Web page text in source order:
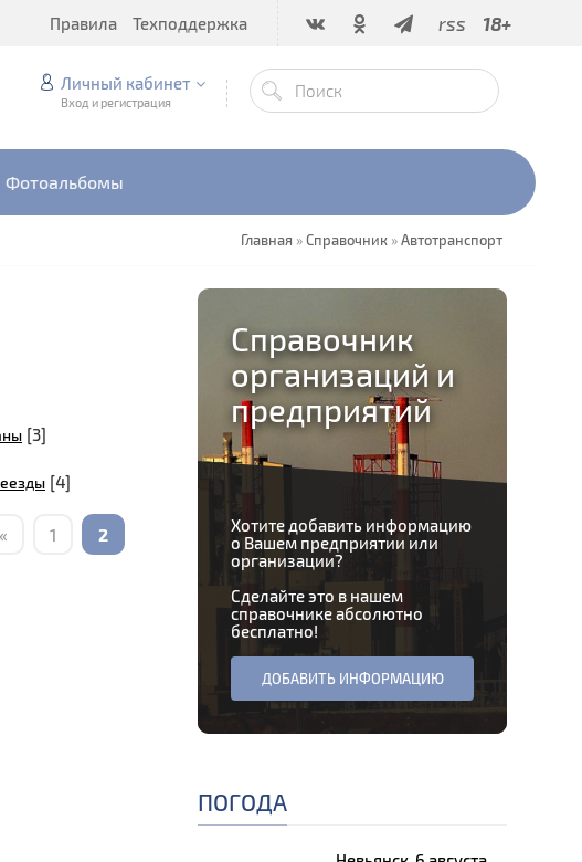
rss 18+
Правила Техподдержка
Личный кабинет
Вход и регистрация
Фотоальбомы
Главная »Справочник »Автотранспорт
[3]
[4]
« 1 2
Справочник
организаций и
предприятий
Хотите добавить информацию
о Вашем предприятии или
организации?
Сделайте это в нашем
справочнике абсолютно
бесплатно!
ДОБАВИТЬ ИНФОРМАЦИЮ
ПОГОДА